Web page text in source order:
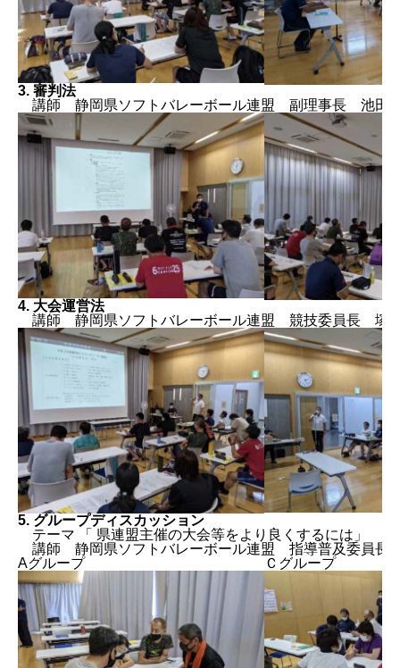
3. 審判法
講師 静岡県ソフトバレーボール連盟 副理事長 池田
4. 大会運営法
講師 静岡県ソフトバレーボール連盟 競技委員長 塚
5. グループディスカッション
テーマ 「 県連盟主催の大会等をより良くするには」
講師 静岡県ソフトバレーボール連盟 指導普及委員長
Aグループ
Ｃグループ